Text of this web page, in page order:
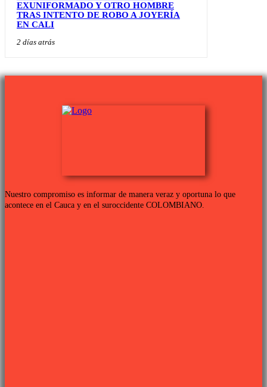
EXUNIFORMADO Y OTRO HOMBRE
TRAS INTENTO DE ROBO A JOYERÍA
EN CALI
2 días atrás
Nuestro compromiso es informar de manera veraz y oportuna lo que
acontece en el Cauca y en el suroccidente COLOMBIANO.